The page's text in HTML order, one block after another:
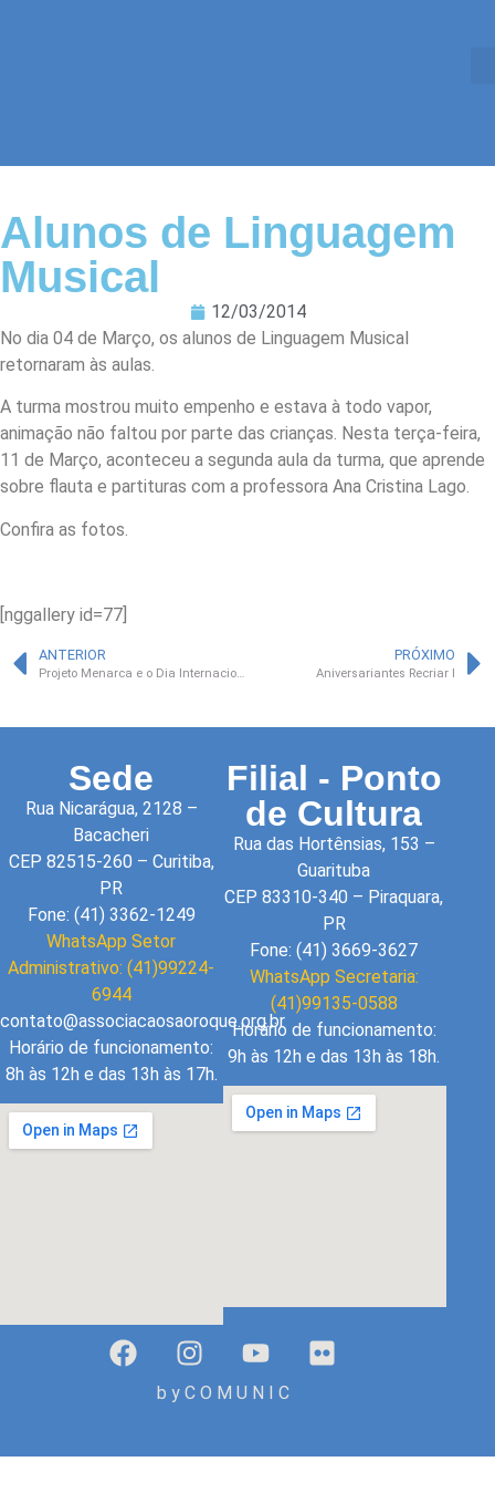
Alunos de Linguagem
Musical
12/03/2014
No dia 04 de Março, os alunos de Linguagem Musical
retornaram às aulas.
A turma mostrou muito empenho e estava à todo vapor,
animação não faltou por parte das crianças. Nesta terça-feira,
11 de Março, aconteceu a segunda aula da turma, que aprende
sobre flauta e partituras com a professora Ana Cristina Lago.
Confira as fotos.
[nggallery id=77]
ANTERIOR
Projeto Menarca e o Dia Internacional da Mulher
PRÓXIMO
Aniversariantes Recriar I
Sede
Rua Nicarágua, 2128 –
Bacacheri
CEP 82515-260 – Curitiba,
PR
Fone: (41) 3362-1249
WhatsApp Setor
Administrativo: (41)99224-
6944
contato@associacaosaoroque.org.br
Horário de funcionamento:
8h às 12h e das 13h às 17h.
Filial - Ponto
de Cultura
Rua das Hortênsias, 153 –
Guarituba
CEP 83310-340 – Piraquara,
PR
Fone: (41) 3669-3627
WhatsApp Secretaria:
(41)99135-0588
Horário de funcionamento:
9h às 12h e das 13h às 18h.
b y C O M U N I C